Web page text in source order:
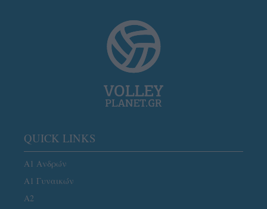
QUICK LINKS
Α1 Ανδρών
Α1 Γυναικών
A2